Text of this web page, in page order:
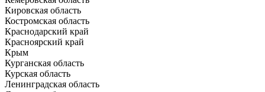
Кировская область
Костромская область
Краснодарский край
Красноярский край
Крым
Курганская область
Курская область
Ленинградская область